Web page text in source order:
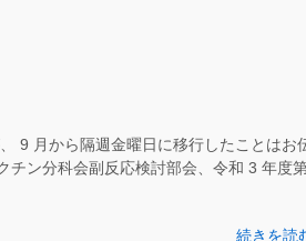
9 月から隔週金曜日に移行したことはお
チン分科会副反応検討部会、令和 3 年度
続きを読